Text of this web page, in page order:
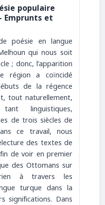
populaire
Emprunts et
poésie en langue
qui nous soit
; donc, l’apparition
région a coïncidé
de la régence
tout naturellement,
linguistiques,
de trois siècles de
ce travail, nous
des textes de
de voir en premier
des Ottomans sur
à travers les
turque dans la
significations. Dans